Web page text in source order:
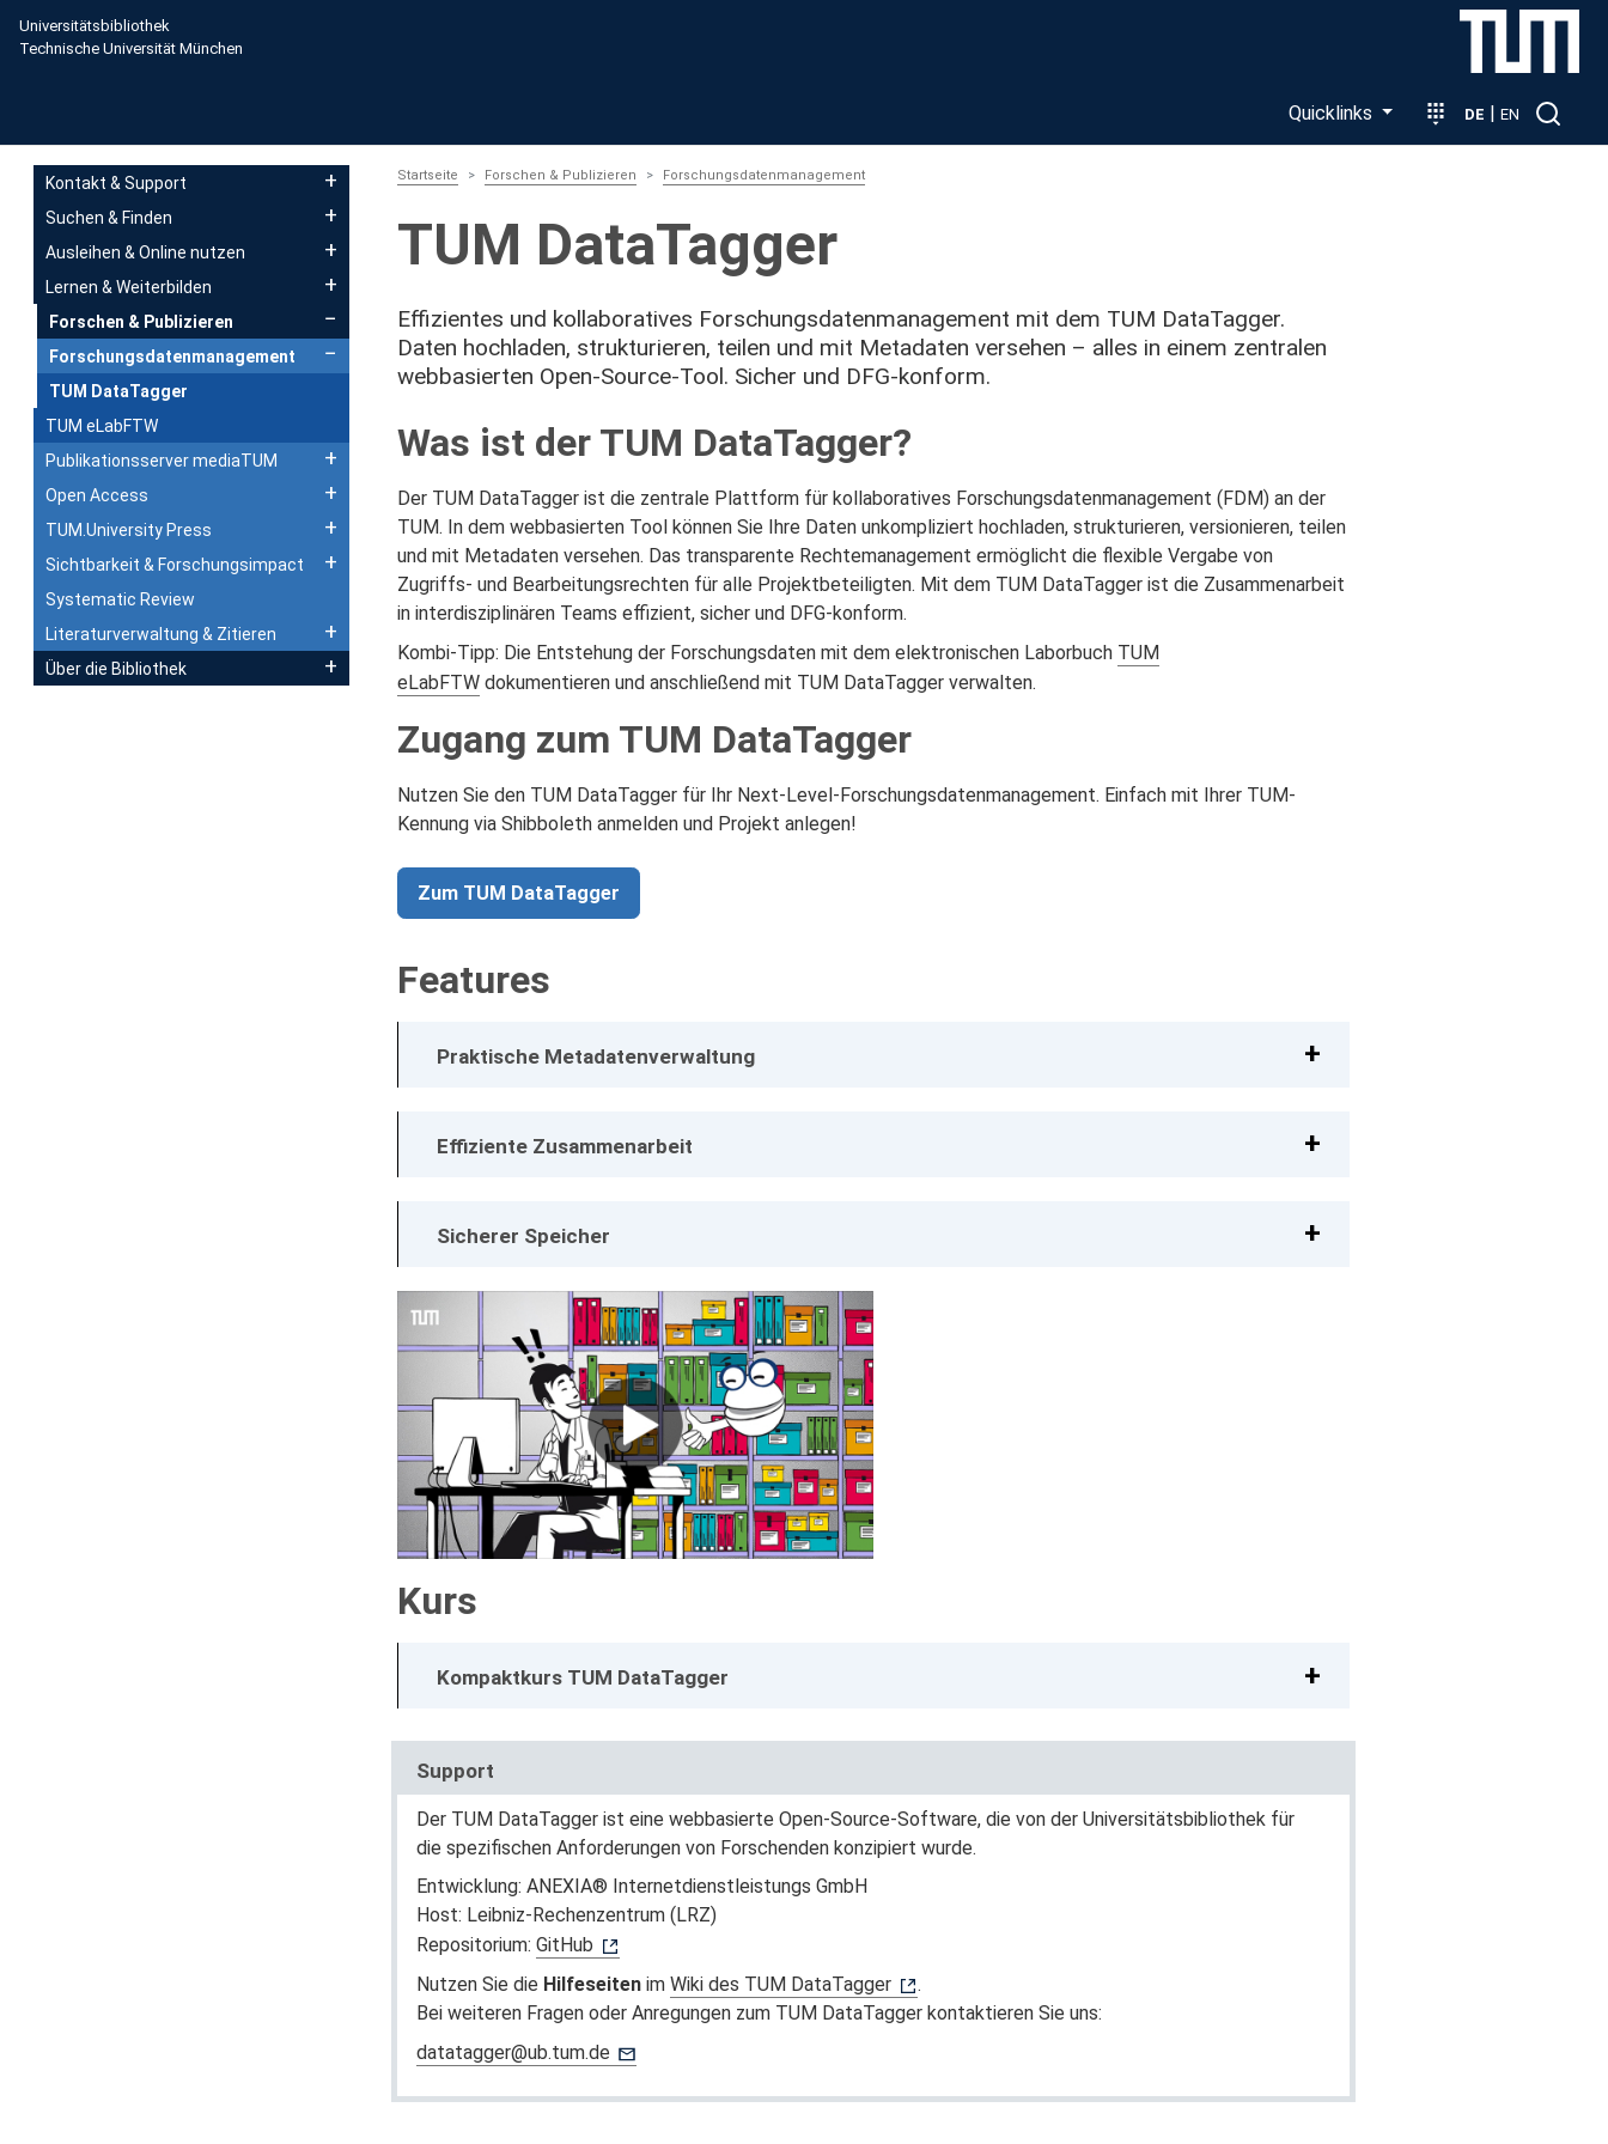
Direkt zum Inhalt
Universitätsbibliothek
Technische Universität München
Quicklinks DE | EN
Startseite Forschen & Publizieren Forschungsdatenmanagement
TUM DataTagger
Effizientes und kollaboratives Forschungsdatenmanagement mit dem TUM DataTagger.
Daten hochladen, strukturieren, teilen und mit Metadaten versehen – alles in einem zentralen
webbasierten Open-Source-Tool. Sicher und DFG-konform.
Was ist der TUM DataTagger?
Der TUM DataTagger ist die zentrale Plattform für kollaboratives Forschungsdatenmanagement (FDM) an der
TUM. In dem webbasierten Tool können Sie Ihre Daten unkompliziert hochladen, strukturieren, versionieren, teilen
und mit Metadaten versehen. Das transparente Rechtemanagement ermöglicht die flexible Vergabe von
Zugriffs- und Bearbeitungsrechten für alle Projektbeteiligten. Mit dem TUM DataTagger ist die Zusammenarbeit
in interdisziplinären Teams effizient, sicher und DFG-konform.
Kombi-Tipp: Die Entstehung der Forschungsdaten mit dem elektronischen Laborbuch TUM
eLabFTW dokumentieren und anschließend mit TUM DataTagger verwalten.
Zugang zum TUM DataTagger
Nutzen Sie den TUM DataTagger für Ihr Next-Level-Forschungsdatenmanagement. Einfach mit Ihrer TUM-
Kennung via Shibboleth anmelden und Projekt anlegen!
Zum TUM DataTagger
Features
Praktische Metadatenverwaltung
Effiziente Zusammenarbeit
Sicherer Speicher
Kurs
Kompaktkurs TUM DataTagger
Support
Der TUM DataTagger ist eine webbasierte Open-Source-Software, die von der Universitätsbibliothek für
die spezifischen Anforderungen von Forschenden konzipiert wurde.
Entwicklung: ANEXIA® Internetdienstleistungs GmbH
Host: Leibniz-Rechenzentrum (LRZ)
Repositorium: GitHub
Nutzen Sie die Hilfeseiten im Wiki des TUM DataTagger
.
Bei weiteren Fragen oder Anregungen zum TUM DataTagger kontaktieren Sie uns:
datatagger@ub.tum.de
Main navigation
Kontakt & Support
Suchen & Finden
Ausleihen & Online nutzen
Lernen & Weiterbilden
Forschen & Publizieren
Forschungsdatenmanagement
TUM DataTagger
TUM eLabFTW
Publikationsserver mediaTUM
Open Access
TUM.University Press
Sichtbarkeit & Forschungsimpact
Systematic Review
Literaturverwaltung & Zitieren
Über die Bibliothek